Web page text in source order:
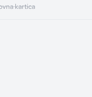
kartica